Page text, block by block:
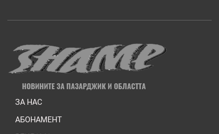
ЗА НАС
АБОНАМЕНТ